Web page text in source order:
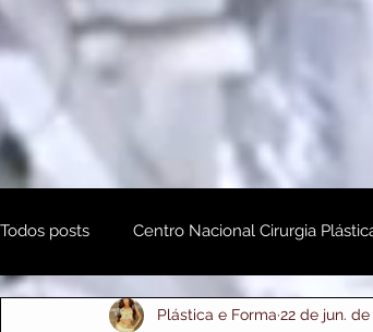
Todos posts Centro Nacional Cirurgia
Estética & Beleza MENTE e CORPO
Plástica e Forma 22 de jun. de